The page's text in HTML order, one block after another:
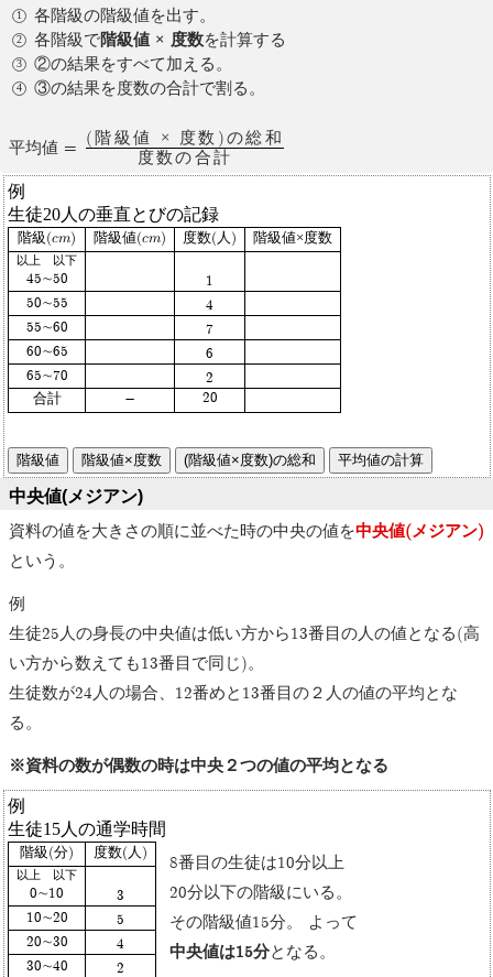
各階級の階級値を出す。
各階級で階級値 × 度数を計算する
②の結果をすべて加える。
③の結果を度数の合計で割る。
平均値 =
(階級値 × 度数)の総和
度数の合計
例
生徒20人の垂直とびの記録
階級(cm) 階級値(cm) 度数(人) 階級値×度数
以上 以下
45∼50
1
50∼55
4
55∼60
7
60∼65
6
65∼70
2
合計
- 20
階級値 階級値×度数 (階級値×度数)の総和 平均値の計算
中央値(メジアン)
資料の値を大きさの順に並べた時の中央の値を中央値(メジアン)
という。
例
生徒25人の身長の中央値は低い方から13番目の人の値となる(高
い方から数えても13番目で同じ)。
生徒数が24人の場合、12番めと13番目の２人の値の平均とな
る。
※資料の数が偶数の時は中央２つの値の平均となる
例
生徒15人の通学時間
階級(分) 度数(人)
以上 以下
0∼10
3
10∼20
5
20∼30
4
30∼40
2
8番目の生徒は10分以上
20分以下の階級にいる。
その階級値15分。 よって
中央値は15分となる。